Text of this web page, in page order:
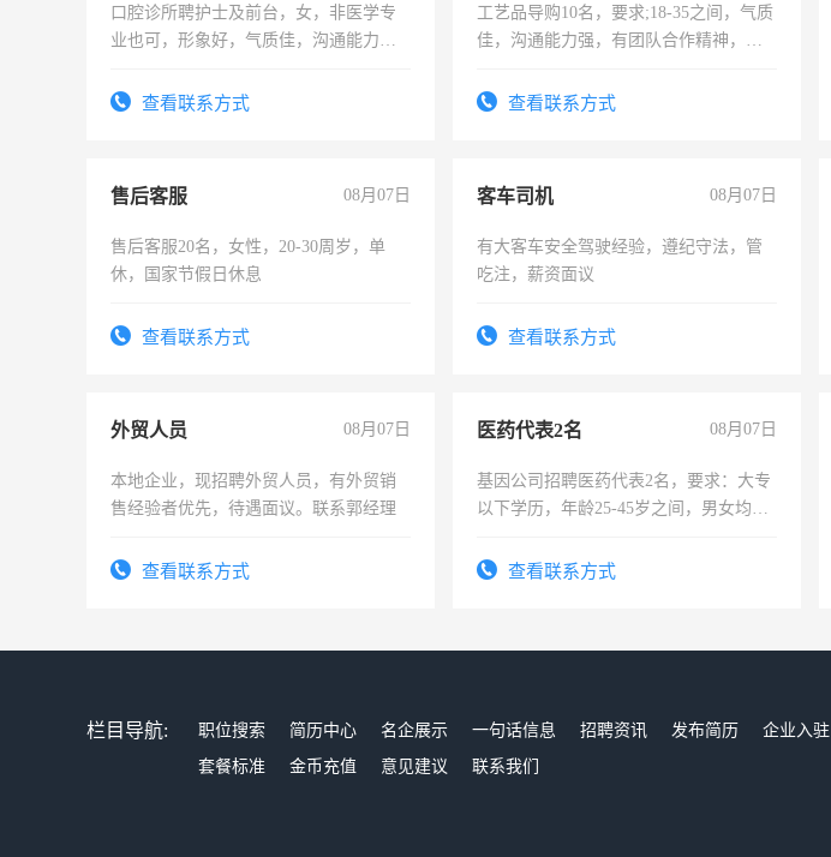
口腔诊所聘护士及前台，女，非医学专
业也可，形象好，气质佳，沟通能力
查看联系方式
工艺品导购10名，要求;18-35之间，气质
佳，沟通能力强，有团队合作精神，有
查看联系方式
售后客服 08月07日
售后客服20名，女性，20-30周岁，单
休，国家节假日休息
查看联系方式
客车司机 08月07日
有大客车安全驾驶经验，遵纪守法，管
吃注，薪资面议
查看联系方式
外贸人员 08月07日
本地企业，现招聘外贸人员，有外贸销
售经验者优先，待遇面议。联系郭经理
查看联系方式
医药代表2名 08月07日
基因公司招聘医药代表2名，要求：大专
以下学历，年龄25-45岁之间，男女均
表或者有医学资质的优先，底薪+绩效，
查看联系方式
栏目导航: 职位搜索 简历中心 名企展示 一句话信息 招聘资讯 发布简历 企业入驻
套餐标准
金币充值 意见建议 联系我们